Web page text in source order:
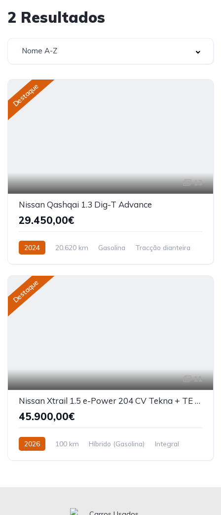
2 Resultados
Nome A-Z
Destaque
13
Nissan Qashqai 1.3 Dig-T Advance
29.450,00€
2024 20.620 km Gasolina Tracção dianteira
Destaque
11
Nissan Xtrail 1.5 e-Power 204 CV Tekna + TE 5L
45.900,00€
2026 100 km Híbrido (Gasolina) Integral